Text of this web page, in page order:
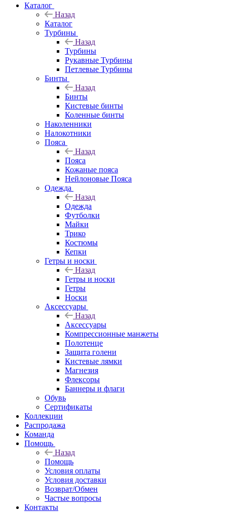
Каталог
Назад
Каталог
Турбины
Назад
Турбины
Рукавные Турбины
Петлевые Турбины
Бинты
Назад
Бинты
Кистевые бинты
Коленные бинты
Наколенники
Налокотники
Пояса
Назад
Пояса
Кожаные пояса
Нейлоновые Пояса
Одежда
Назад
Одежда
Футболки
Майки
Трико
Костюмы
Кепки
Гетры и носки
Назад
Гетры и носки
Гетры
Носки
Аксессуары
Назад
Аксессуары
Компрессионные манжеты
Полотенце
Защита голени
Кистевые лямки
Магнезия
Флексоры
Баннеры и флаги
Обувь
Сертификаты
Коллекции
Распродажа
Команда
Помощь
Назад
Помощь
Условия оплаты
Условия доставки
Возврат/Обмен
Частые вопросы
Контакты